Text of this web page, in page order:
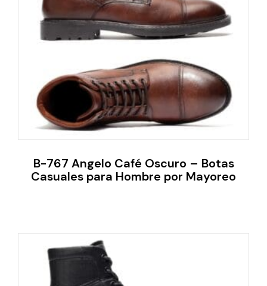
B-767 Angelo Café Oscuro – Botas
Casuales para Hombre por Mayoreo